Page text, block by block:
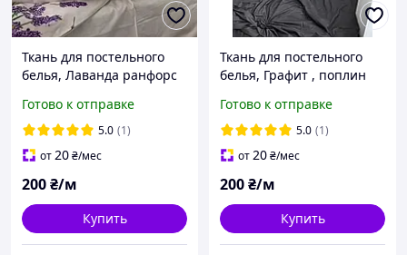
Ткань для постельного
белья, Лаванда ранфорс
Готово к отправке
5.0 (1)
от20₴/мес
200₴/м
Купить
Ткань для постельного
белья, Графит , поплин
Готово к отправке
5.0 (1)
от20₴/мес
200₴/м
Купить